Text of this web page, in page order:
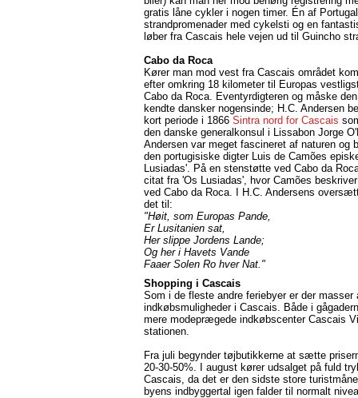
gratis låne cykler i nogen timer. Én af
strandpromenader med cykelsti og en
løber fra Cascais hele vejen ud til Guincho
Cabo da Roca
Kører man mod vest fra Cascais området
efter omkring 18 kilometer til Europas
Cabo da Roca. Eventyrdigteren og måske
kendte dansker nogensinde; H.C. Andersen
kort periode i 1866 Sintra nord for Cascais
den danske generalkonsul i Lissabon Jorge
Andersen var meget fascineret af naturen og
den portugisiske digter Luis de Camões
Lusiadas'. På en stenstøtte ved Cabo da
citat fra 'Os Lusiadas', hvor Camões
ved Cabo da Roca. I H.C. Andersens
det til:
"Høit, som Europas Pande,
Er Lusitanien sat,
Her slippe Jordens Lande;
Og her i Havets Vande
Faaer Solen Ro hver Nat."
Shopping i Cascais
Som i de fleste andre feriebyer er der masser
indkøbsmuligheder i Cascais. Både i
mere modeprægede indkøbscenter Cascais
stationen.
Fra juli begynder tøjbutikkerne at sætte
20-30-50%. I august kører udsalget på fuld
Cascais, da det er den sidste store
byens indbyggertal igen falder til normalt